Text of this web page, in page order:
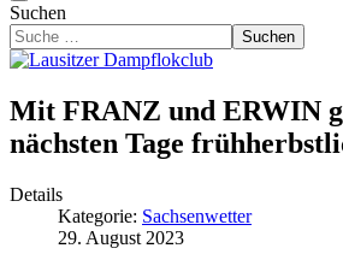
Suchen
Suchen
Mit FRANZ und ERWIN
nächsten Tage
Details
Kategorie: Sachsenwetter
29. August 2023